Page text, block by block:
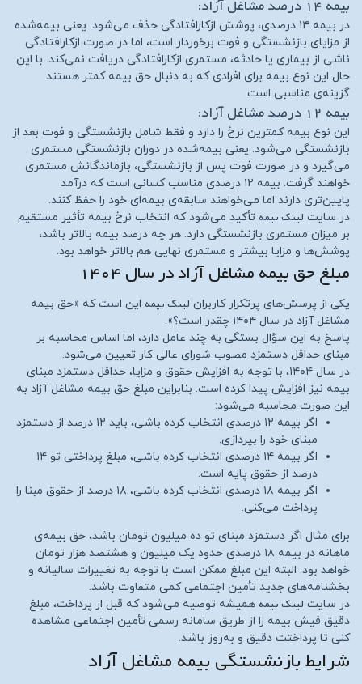
بیمه ۱۴ درصد مشاغل آزاد:
در بیمه ۱۴ درصدی، پوشش ازکارافتادگی حذف می‌شود. یعنی بیمه‌شده
از مزایای بازنشستگی و فوت برخوردار است، اما در صورت ازکارافتادگی
ناشی از بیماری یا حادثه، مستمری ازکارافتادگی دریافت نمی‌کند. با این
حال این نوع بیمه برای افرادی که به دنبال حق بیمه کمتر هستند
گزینه‌ی مناسبی است.
بیمه ۱۲ درصد مشاغل آزاد:
این نوع بیمه کمترین نرخ را دارد و فقط شامل بازنشستگی و فوت بعد از
بازنشستگی می‌شود. یعنی بیمه‌شده در دوران بازنشستگی مستمری
می‌گیرد و در صورت فوت پس از بازنشستگی، بازماندگانش مستمری
خواهند گرفت. بیمه ۱۲ درصدی مناسب کسانی است که درآمد
پایین‌تری دارند اما می‌خواهند سابقه‌ی بیمه‌ای خود را حفظ کنند.
در سایت لینک بیمه تأکید می‌شود که انتخاب نرخ بیمه تأثیر مستقیم
بر میزان مستمری بازنشستگی دارد. هر چه درصد بیمه بالاتر باشد،
پوشش‌ها و مزایا بیشتر و مستمری نهایی هم بالاتر خواهد بود.
مبلغ حق بیمه مشاغل آزاد در سال ۱۴۰۴
یکی از پرسش‌های پرتکرار کاربران لینک بیمه این است که «حق بیمه
مشاغل آزاد در سال ۱۴۰۴ چقدر است؟».
پاسخ به این سؤال بستگی به چند عامل دارد، اما اساس محاسبه بر
مبنای حداقل دستمزد مصوب شورای عالی کار تعیین می‌شود.
در سال ۱۴۰۴، با توجه به افزایش حقوق و مزایا، حداقل دستمزد مبنای
بیمه نیز افزایش پیدا کرده است. بنابراین مبلغ حق بیمه مشاغل آزاد به
این صورت محاسبه می‌شود:
اگر بیمه ۱۲ درصدی انتخاب کرده باشی، باید ۱۲ درصد از دستمزد
مبنای خود را بپردازی.
اگر بیمه ۱۴ درصدی انتخاب کرده باشی، مبلغ پرداختی تو ۱۴
درصد از حقوق پایه است.
اگر بیمه ۱۸ درصدی انتخاب کرده باشی، ۱۸ درصد از حقوق مبنا را
پرداخت می‌کنی.
برای مثال اگر دستمزد مبنای تو ده میلیون تومان باشد، حق بیمه‌ی
ماهانه در بیمه ۱۸ درصدی حدود یک میلیون و هشتصد هزار تومان
خواهد بود. البته این مبلغ ممکن است با توجه به تغییرات سالیانه و
بخشنامه‌های جدید تأمین اجتماعی کمی متفاوت باشد.
در سایت لینک بیمه همیشه توصیه می‌شود که قبل از پرداخت، مبلغ
دقیق فیش بیمه را از طریق سامانه رسمی تأمین اجتماعی مشاهده
کنی تا پرداختت دقیق و به‌روز باشد.
شرایط بازنشستگی بیمه مشاغل آزاد